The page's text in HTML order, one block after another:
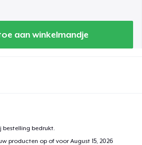
aan winkelmandje
bedrukt.
producten op of voorAugust 15, 2026